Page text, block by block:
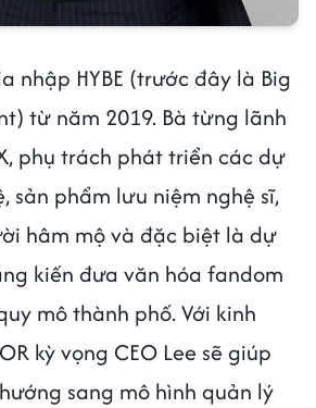
nhập HYBE (trước đây là Big
từ năm 2019. Bà từng lãnh
phụ trách phát triển các dự
sản phẩm lưu niệm nghệ sĩ,
hâm mộ và đặc biệt là dự
kiến đưa văn hóa fandom
mô thành phố. Với kinh
kỳ vọng CEO Lee sẽ giúp
sang mô hình quản lý